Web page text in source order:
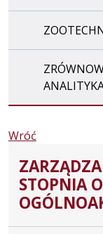
Wróć
STOPNIA